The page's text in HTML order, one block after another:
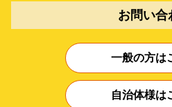
お問い合
一般の方は
自治体様は